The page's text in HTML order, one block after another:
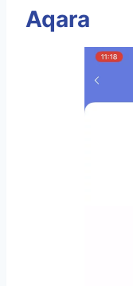
Aqara